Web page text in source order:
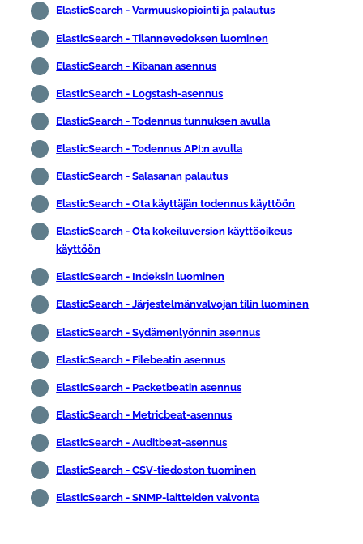
ElasticSearch - Varmuuskopiointi ja palautus
ElasticSearch - Tilannevedoksen luominen
ElasticSearch - Kibanan asennus
ElasticSearch - Logstash-asennus
ElasticSearch - Todennus tunnuksen avulla
ElasticSearch - Todennus API:n avulla
ElasticSearch - Salasanan palautus
ElasticSearch - Ota käyttäjän todennus käyttöön
ElasticSearch - Ota kokeiluversion käyttöoikeus
käyttöön
ElasticSearch - Indeksin luominen
ElasticSearch - Järjestelmänvalvojan tilin luominen
ElasticSearch - Sydämenlyönnin asennus
ElasticSearch - Filebeatin asennus
ElasticSearch - Packetbeatin asennus
ElasticSearch - Metricbeat-asennus
ElasticSearch - Auditbeat-asennus
ElasticSearch - CSV-tiedoston tuominen
ElasticSearch - SNMP-laitteiden valvonta